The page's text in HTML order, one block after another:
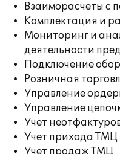
Взаиморасчеты с
Комплектация и
Мониторинг и
деятельности
Подключение
Розничная
Управление
Управление
Учет
Учет прихода ТМЦ
Учет продаж ТМЦ